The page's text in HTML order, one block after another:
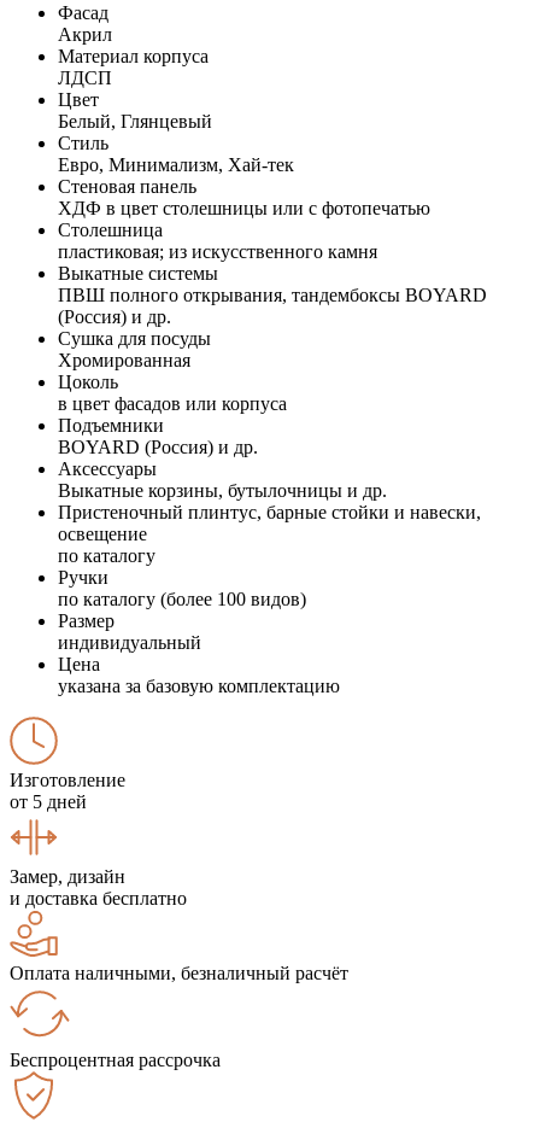
Фасад
Акрил
Материал корпуса
ЛДСП
Цвет
Белый, Глянцевый
Стиль
Евро, Минимализм, Хай-тек
Стеновая панель
ХДФ в цвет столешницы или с фотопечатью
Столешница
пластиковая; из искусственного камня
Выкатные системы
ПВШ полного открывания, тандембоксы BOYARD
(Россия) и др.
Сушка для посуды
Хромированная
Цоколь
в цвет фасадов или корпуса
Подъемники
BOYARD (Россия) и др.
Аксессуары
Выкатные корзины, бутылочницы и др.
Пристеночный плинтус, барные стойки и навески,
освещение
по каталогу
Ручки
по каталогу (более 100 видов)
Размер
индивидуальный
Цена
указана за базовую комплектацию
Изготовление
от 5 дней
Замер, дизайн
и доставка бесплатно
Оплата наличными, безналичный расчёт
Беспроцентная рассрочка